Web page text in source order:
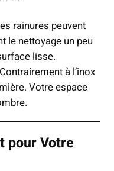
rainures peuvent
le nettoyage un peu
lisse.
à l’inox
Votre espace
pour Votre